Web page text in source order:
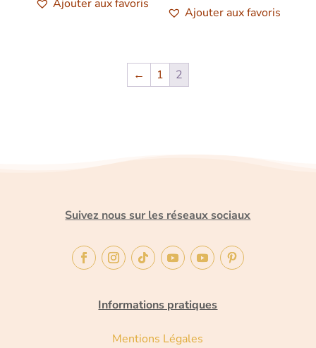
Ajouter aux favoris
Ajouter aux favoris
← 1 2
Suivez nous sur les réseaux sociaux
Informations pratiques
Mentions Légales